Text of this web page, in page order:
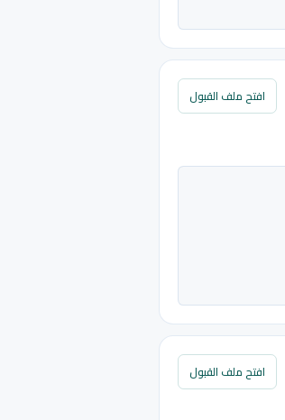
افتح ملف القبول
افتح ملف القبول